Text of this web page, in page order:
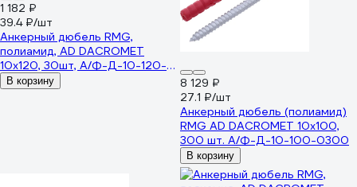
1 182 ₽
39.4 ₽/шт
Анкерный дюбель RMG,
полиамид, AD DACROMET
10x120, 30шт, А/Ф-Д-10-120-
0030
В корзину
8 129 ₽
27.1 ₽/шт
Анкерный дюбель (полиамид)
RMG AD DACROMET 10x100,
300 шт. А/Ф-Д-10-100-0300
В корзину